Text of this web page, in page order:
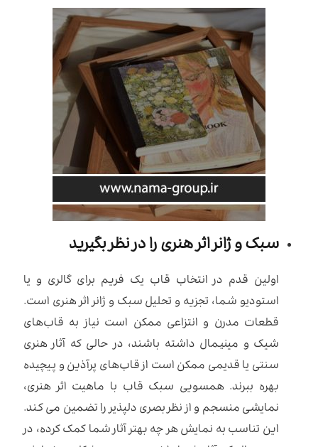
سبک و ژانر اثر هنری را در نظر بگیرید
اولین قدم در انتخاب قاب یک فریم برای گالری و یا
استودیو شما، تجزیه و تحلیل سبک و ژانر اثر هنری است.
قطعات مدرن و انتزاعی ممکن است نیاز به قاب‌های
شیک و مینیمال داشته باشند، در حالی که آثار هنری
سنتی یا قدیمی ممکن است از قاب‌های پرآذین و پیچیده
بهره ببرند. همسویی سبک قاب با ماهیت اثر هنری،
نمایشی منسجم و از نظر بصری دلپذیر را تضمین می کند.
این تناسب به نمایش هر چه بهتر آثار شما کمک کرده، در